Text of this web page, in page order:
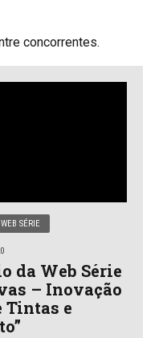
concorrentes.
WEB SÉRIE
da Web Série
– Inovação
Tintas e